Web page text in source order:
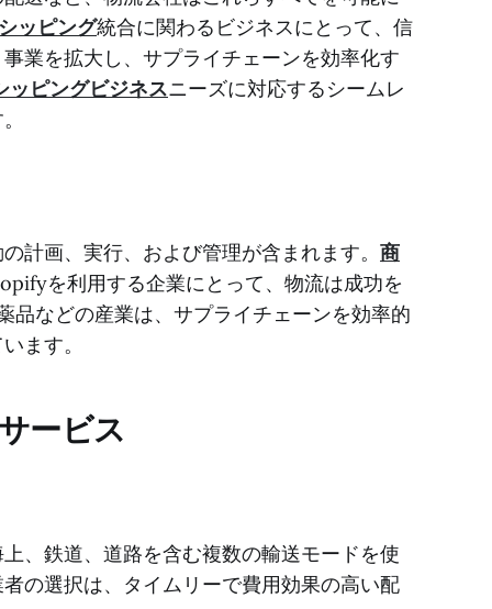
ッピング統合に関わるビジネスにとって、信
業を拡大し、サプライチェーンを効率化す
ッピングビジネスニーズに対応するシームレ
計画、実行、および管理が含まれます。 商
を利用する企業にとって、物流は成功を
品などの産業は、サプライチェーンを効率的
ます。
ービス
、鉄道、道路を含む複数の輸送モードを使
の選択は、タイムリーで費用効果の高い配